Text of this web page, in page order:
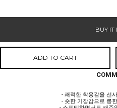
BUY IT
ADD TO CART
- 쾌적한 착용감을 선
- 숏한 기장감으로 롱